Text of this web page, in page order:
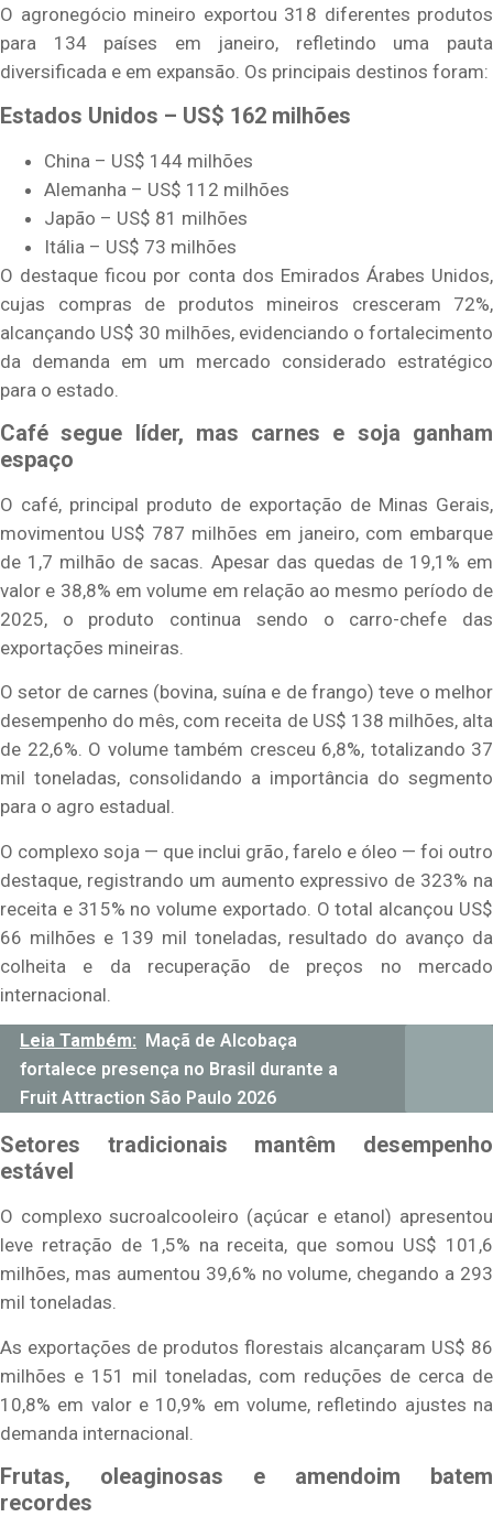
O agronegócio mineiro exportou 318 diferentes produtos
para 134 países em janeiro, refletindo uma pauta
diversificada e em expansão. Os principais destinos foram:
Estados Unidos – US$ 162 milhões
China – US$ 144 milhões
Alemanha – US$ 112 milhões
Japão – US$ 81 milhões
Itália – US$ 73 milhões
O destaque ficou por conta dos Emirados Árabes Unidos,
cujas compras de produtos mineiros cresceram 72%,
alcançando US$ 30 milhões, evidenciando o fortalecimento
da demanda em um mercado considerado estratégico
para o estado.
Café segue líder, mas carnes e soja ganham
espaço
O café, principal produto de exportação de Minas Gerais,
movimentou US$ 787 milhões em janeiro, com embarque
de 1,7 milhão de sacas. Apesar das quedas de 19,1% em
valor e 38,8% em volume em relação ao mesmo período de
2025, o produto continua sendo o carro-chefe das
exportações mineiras.
O setor de carnes (bovina, suína e de frango) teve o melhor
desempenho do mês, com receita de US$ 138 milhões, alta
de 22,6%. O volume também cresceu 6,8%, totalizando 37
mil toneladas, consolidando a importância do segmento
para o agro estadual.
O complexo soja — que inclui grão, farelo e óleo — foi outro
destaque, registrando um aumento expressivo de 323% na
receita e 315% no volume exportado. O total alcançou US$
66 milhões e 139 mil toneladas, resultado do avanço da
colheita e da recuperação de preços no mercado
internacional.
Leia Também:
Maçã de Alcobaça
fortalece presença no Brasil durante a
Fruit Attraction São Paulo 2026
Setores tradicionais mantêm desempenho
estável
O complexo sucroalcooleiro (açúcar e etanol) apresentou
leve retração de 1,5% na receita, que somou US$ 101,6
milhões, mas aumentou 39,6% no volume, chegando a 293
mil toneladas.
As exportações de produtos florestais alcançaram US$ 86
milhões e 151 mil toneladas, com reduções de cerca de
10,8% em valor e 10,9% em volume, refletindo ajustes na
demanda internacional.
Frutas, oleaginosas e amendoim batem
recordes